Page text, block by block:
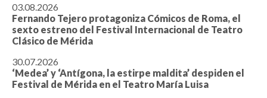
03.08.2026
Fernando Tejero protagoniza Cómicos de Roma, el
sexto estreno del Festival Internacional de Teatro
Clásico de Mérida
30.07.2026
‘Medea’ y ‘Antígona, la estirpe maldita’ despiden el
Festival de Mérida en el Teatro María Luisa